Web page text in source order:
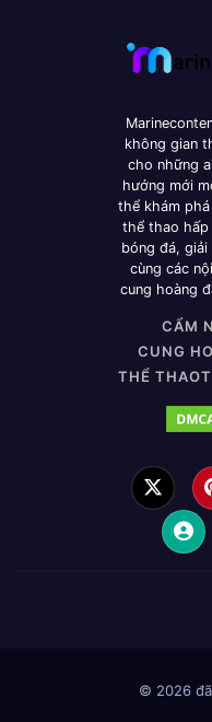
không gian
cho những
hướng mới
thể khám
thể thao hấp
bóng đá,
cùng các
cung hoàng
CẨM
CUNG
THỂ THAO
© 2026